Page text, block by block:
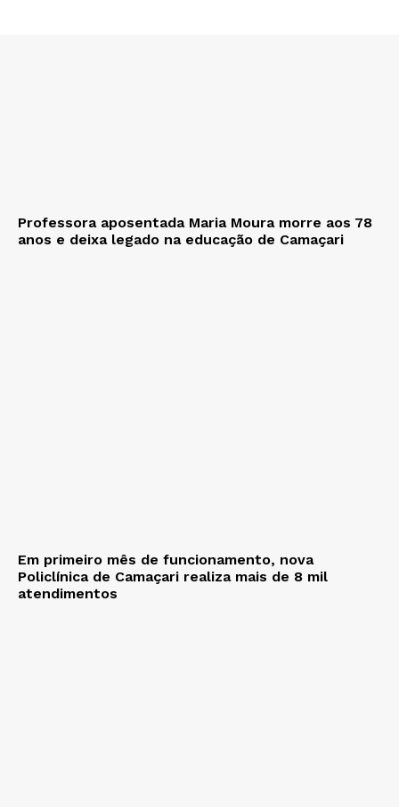
Professora aposentada Maria Moura morre aos 78
anos e deixa legado na educação de Camaçari
Em primeiro mês de funcionamento, nova
Policlínica de Camaçari realiza mais de 8 mil
atendimentos